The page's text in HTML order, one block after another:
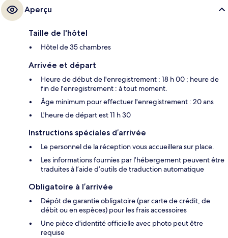
Aperçu
Taille de l'hôtel
Hôtel de 35 chambres
Arrivée et départ
Heure de début de l'enregistrement : 18 h 00 ; heure de
fin de l'enregistrement : à tout moment.
Âge minimum pour effectuer l'enregistrement : 20 ans
L'heure de départ est 11 h 30
Instructions spéciales d’arrivée
Le personnel de la réception vous accueillera sur place.
Les informations fournies par l’hébergement peuvent être
traduites à l’aide d’outils de traduction automatique
Obligatoire à l’arrivée
Dépôt de garantie obligatoire (par carte de crédit, de
débit ou en espèces) pour les frais accessoires
Une pièce d'identité officielle avec photo peut être
requise